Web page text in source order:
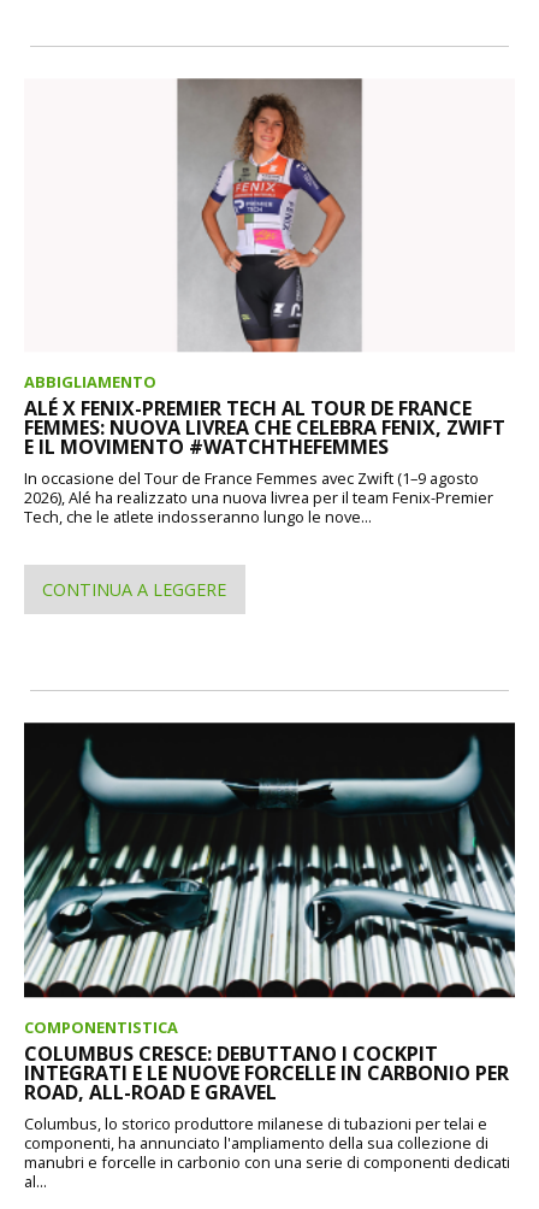
ABBIGLIAMENTO
ALÉ X FENIX-PREMIER TECH AL TOUR DE FRANCE
FEMMES: NUOVA LIVREA CHE CELEBRA FENIX, ZWIFT
E IL MOVIMENTO #WATCHTHEFEMMES
In occasione del Tour de France Femmes avec Zwift (1–9 agosto
2026), Alé ha realizzato una nuova livrea per il team Fenix-Premier
Tech, che le atlete indosseranno lungo le nove...
CONTINUA A LEGGERE
COMPONENTISTICA
COLUMBUS CRESCE: DEBUTTANO I COCKPIT
INTEGRATI E LE NUOVE FORCELLE IN CARBONIO PER
ROAD, ALL-ROAD E GRAVEL
Columbus, lo storico produttore milanese di tubazioni per telai e
componenti, ha annunciato l'ampliamento della sua collezione di
manubri e forcelle in carbonio con una serie di componenti dedicati
al...